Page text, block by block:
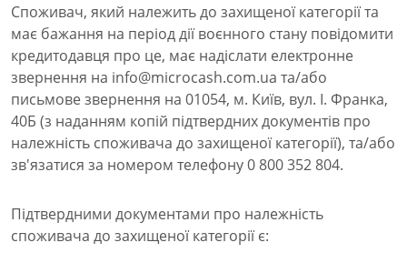
Споживач, який належить до захищеної категорії та
має бажання на період дії воєнного стану повідомити
кредитодавця про це, має надіслати електронне
звернення на info@microcash.com.ua та/або
письмове звернення на 01054, м. Київ, вул. І. Франка,
40Б (з наданням копій підтвердних документів про
належність споживача до захищеної категорії), та/або
зв'язатися за номером телефону 0 800 352 804.
Підтвердними документами про належність
споживача до захищеної категорії є: